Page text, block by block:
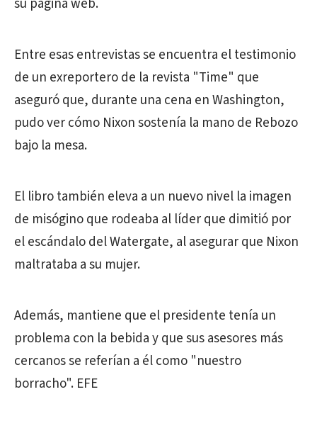
su página web.
Entre esas entrevistas se encuentra el testimonio
de un exreportero de la revista "Time" que
aseguró que, durante una cena en Washington,
pudo ver cómo Nixon sostenía la mano de Rebozo
bajo la mesa.
El libro también eleva a un nuevo nivel la imagen
de misógino que rodeaba al líder que dimitió por
el escándalo del Watergate, al asegurar que Nixon
maltrataba a su mujer.
Además, mantiene que el presidente tenía un
problema con la bebida y que sus asesores más
cercanos se referían a él como "nuestro
borracho". EFE